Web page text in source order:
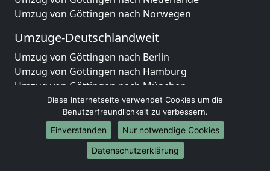
Umzug von Göttingen nach Norwegen
Umzüge-Deutschlandweit
Umzug von Göttingen nach Berlin
Umzug von Göttingen nach Hamburg
Umzug von Göttingen nach München
Umzug von Göttingen nach Köln
Umzug von Göttingen nach Frankfurt am Main
Umzug von Göttingen nach Stuttgart
Umzug von Göttingen nach Düsseldorf
Umzug von Göttingen nach Leipzig
Diese Internetseite verwendet Cookies um die
Benutzerfreundlichkeit zu verbessern.
Einverstanden
Nur notwendige Cookies
Datenschutzerklärung